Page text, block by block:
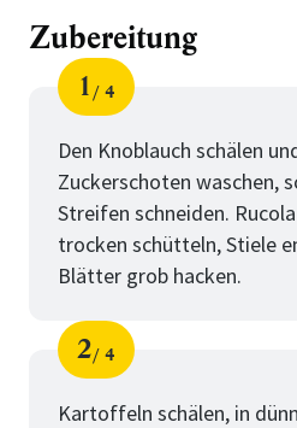
Zubereitung
Schritt
1
von
4
Den Knoblauch schälen
Zuckerschoten waschen,
Streifen schneiden.
trocken schütteln, Stiele
Blätter grob hacken.
Schritt
2
von
4
Kartoffeln schälen, in